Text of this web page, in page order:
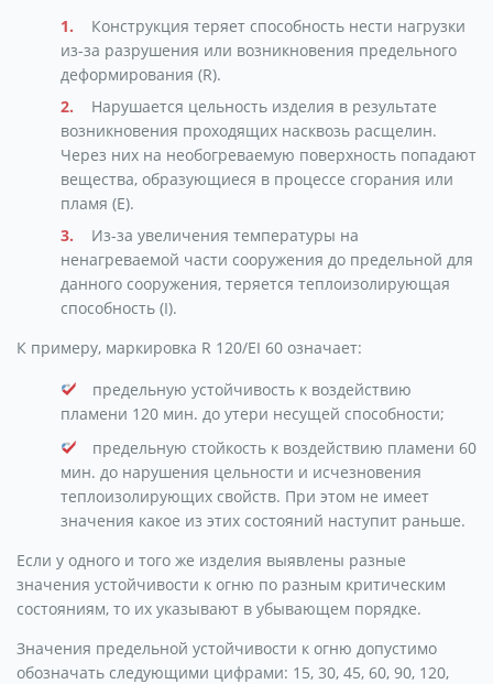
Конструкция теряет способность нести нагрузки
из-за разрушения или возникновения предельного
деформирования (R).
Нарушается цельность изделия в результате
возникновения проходящих насквозь расщелин.
Через них на необогреваемую поверхность попадают
вещества, образующиеся в процессе сгорания или
пламя (Е).
Из-за увеличения температуры на
ненагреваемой части сооружения до предельной для
данного сооружения, теряется теплоизолирующая
способность (I).
К примеру, маркировка R 120/EI 60 означает:
предельную устойчивость к воздействию
пламени 120 мин. до утери несущей способности;
предельную стойкость к воздействию пламени 60
мин. до нарушения цельности и исчезновения
теплоизолирующих свойств. При этом не имеет
значения какое из этих состояний наступит раньше.
Если у одного и того же изделия выявлены разные
значения устойчивости к огню по разным критическим
состояниям, то их указывают в убывающем порядке.
Значения предельной устойчивости к огню допустимо
обозначать следующими цифрами: 15, 30, 45, 60, 90, 120,